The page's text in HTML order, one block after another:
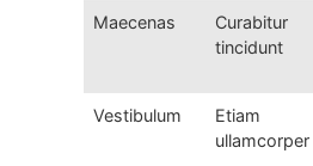
Maecenas
Curabitur
tincidunt
Vestibulum
Etiam
ullamcorper